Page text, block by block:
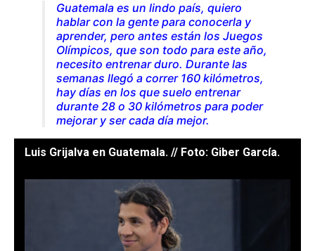
Guatemala es un lindo país, quiero
hablar con la gente para conocerla y
aprender, pero antes están los Juegos
Olímpicos, que son todo para este año,
necesito entrenar duro. Durante las
semanas llegó a correr 160 kilómetros,
hay días en los que suelo entrenar
durante 28 o 30 kilómetros para poder
mejorar y ser cada día mejor.
Luis Grijalva en Guatemala. // Foto: Giber García.